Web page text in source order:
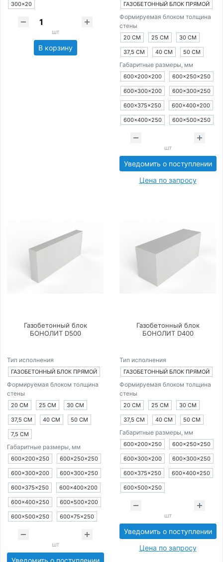
300×20
шт
В корзину
ГАЗОБЕТОННЫЙ БЛОК ПРЯМОЙ
Формируемая блоком толщина
стены
20 СМ 25 СМ 30 СМ
37,5 СМ 40 СМ 50 СМ
Габаритные размеры, мм
600×200×200 600×250×250
600×300×200 600×300×250
600×375×250 600×400×200
600×400×250 600×500×250
шт
Уведомить о поступлении
Цена по запросу
Газобетонный блок
БОНОЛИТ D500
Тип исполнения
ГАЗОБЕТОННЫЙ БЛОК ПРЯМОЙ
Формируемая блоком толщина
стены
20 СМ 25 СМ 30 СМ
37,5 СМ 40 СМ 50 СМ
7,5 СМ
Габаритные размеры, мм
600×200×250 600×250×250
600×300×200 600×300×250
600×375×250 600×400×200
600×400×250 600×500×200
600×500×250 600×75×250
шт
Газобетонный блок
БОНОЛИТ D400
Тип исполнения
ГАЗОБЕТОННЫЙ БЛОК ПРЯМОЙ
Формируемая блоком толщина
стены
20 СМ 25 СМ 30 СМ
37,5 СМ 40 СМ 50 СМ
Габаритные размеры, мм
600×200×250 600×250×250
600×300×200 600×300×250
600×375×250 600×400×250
600×500×250
шт
Уведомить о поступлении
Цена по запросу